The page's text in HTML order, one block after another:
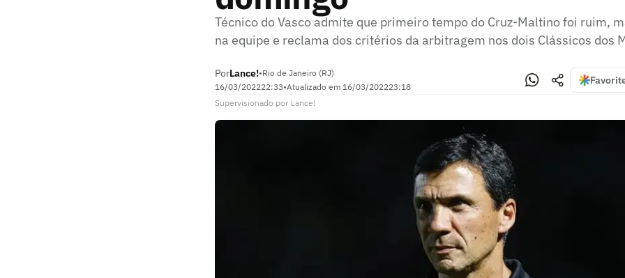
Técnico do Vasco admite que primeiro tempo do Cruz-Maltino foi ruim,
na equipe e reclama dos critérios da arbitragem nos dois Clássicos dos
PorLance!•Rio de Janeiro (RJ)
16/03/202222:33•Atualizado em 16/03/202223:18
Supervisionado por Lance!